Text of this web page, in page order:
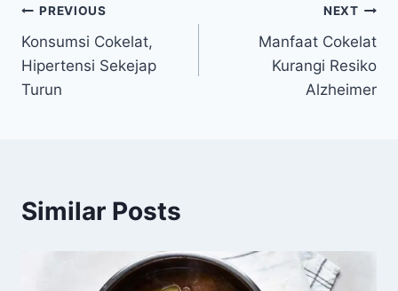
Navigasi
pos
PREVIOUS
Konsumsi Cokelat,
Hipertensi Sekejap
Turun
NEXT
Manfaat Cokelat
Kurangi Resiko
Alzheimer
Similar Posts